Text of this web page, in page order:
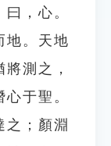
，心。
地。天地
測之，
于聖。
之；顏淵